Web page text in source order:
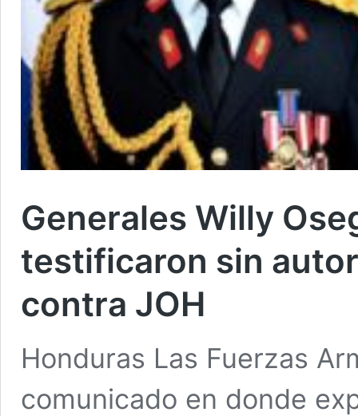
Generales Willy
testificaron sin
contra JOH
Honduras Las Fuerzas
comunicado en donde